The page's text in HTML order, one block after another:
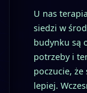
U nas
siedzi w
budynku są
potrzeby i
poczucie,
lepiej.